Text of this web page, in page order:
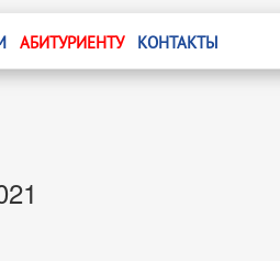
АБИТУРИЕНТУ КОНТАКТЫ